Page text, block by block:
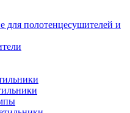
для полотенцесушителей и